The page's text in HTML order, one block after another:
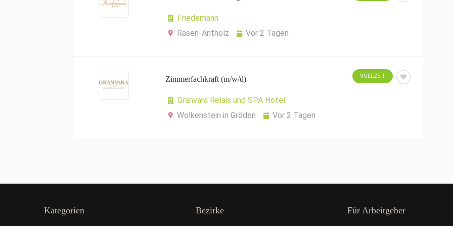
Friedemann
Rasen-Antholz
Vor 2 Tagen
Zimmerfachkraft (m/w/d)
Granvara Relais und SPA Hotel
Wolkenstein in Gröden
Vor 2 Tagen
VOLLZEIT
Kategorien Bezirke Für Arbeitgeber